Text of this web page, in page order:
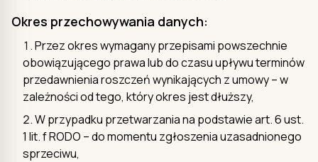
Okres przechowywania danych:
Przez okres wymagany przepisami powszechnie
obowiązującego prawa lub do czasu upływu terminów
przedawnienia roszczeń wynikających z umowy – w
zależności od tego, który okres jest dłuższy,
W przypadku przetwarzania na podstawie art. 6 ust.
1 lit. f RODO – do momentu zgłoszenia uzasadnionego
sprzeciwu,